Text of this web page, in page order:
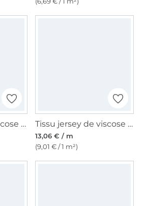
Tissu jersey de viscose cachemire paisley flowers, orange Tissu jersey de viscose retro fans, rose fuchsia
13,06 € / m
(9,01 € / 1 m²)